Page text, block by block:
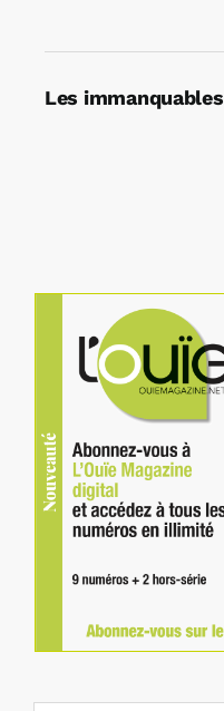
Les immanquables